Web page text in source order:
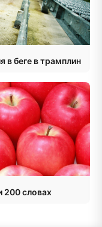
в беге в трамплин
200 словах